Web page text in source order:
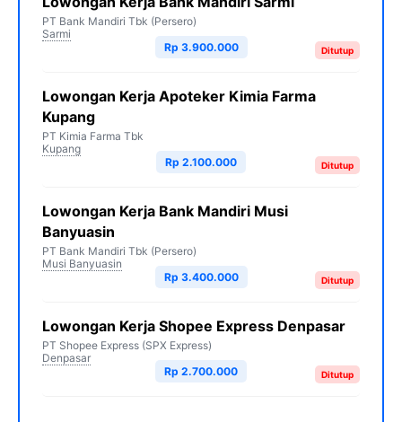
PT Bank Mandiri Tbk (Persero)
Sarmi
Ditutup
Rp 3.900.000
Lowongan Kerja Apoteker Kimia Farma
Kupang
PT Kimia Farma Tbk
Kupang
Ditutup
Rp 2.100.000
Lowongan Kerja Bank Mandiri Musi
Banyuasin
PT Bank Mandiri Tbk (Persero)
Musi Banyuasin
Ditutup
Rp 3.400.000
Lowongan Kerja Shopee Express Denpasar
PT Shopee Express (SPX Express)
Denpasar
Ditutup
Rp 2.700.000